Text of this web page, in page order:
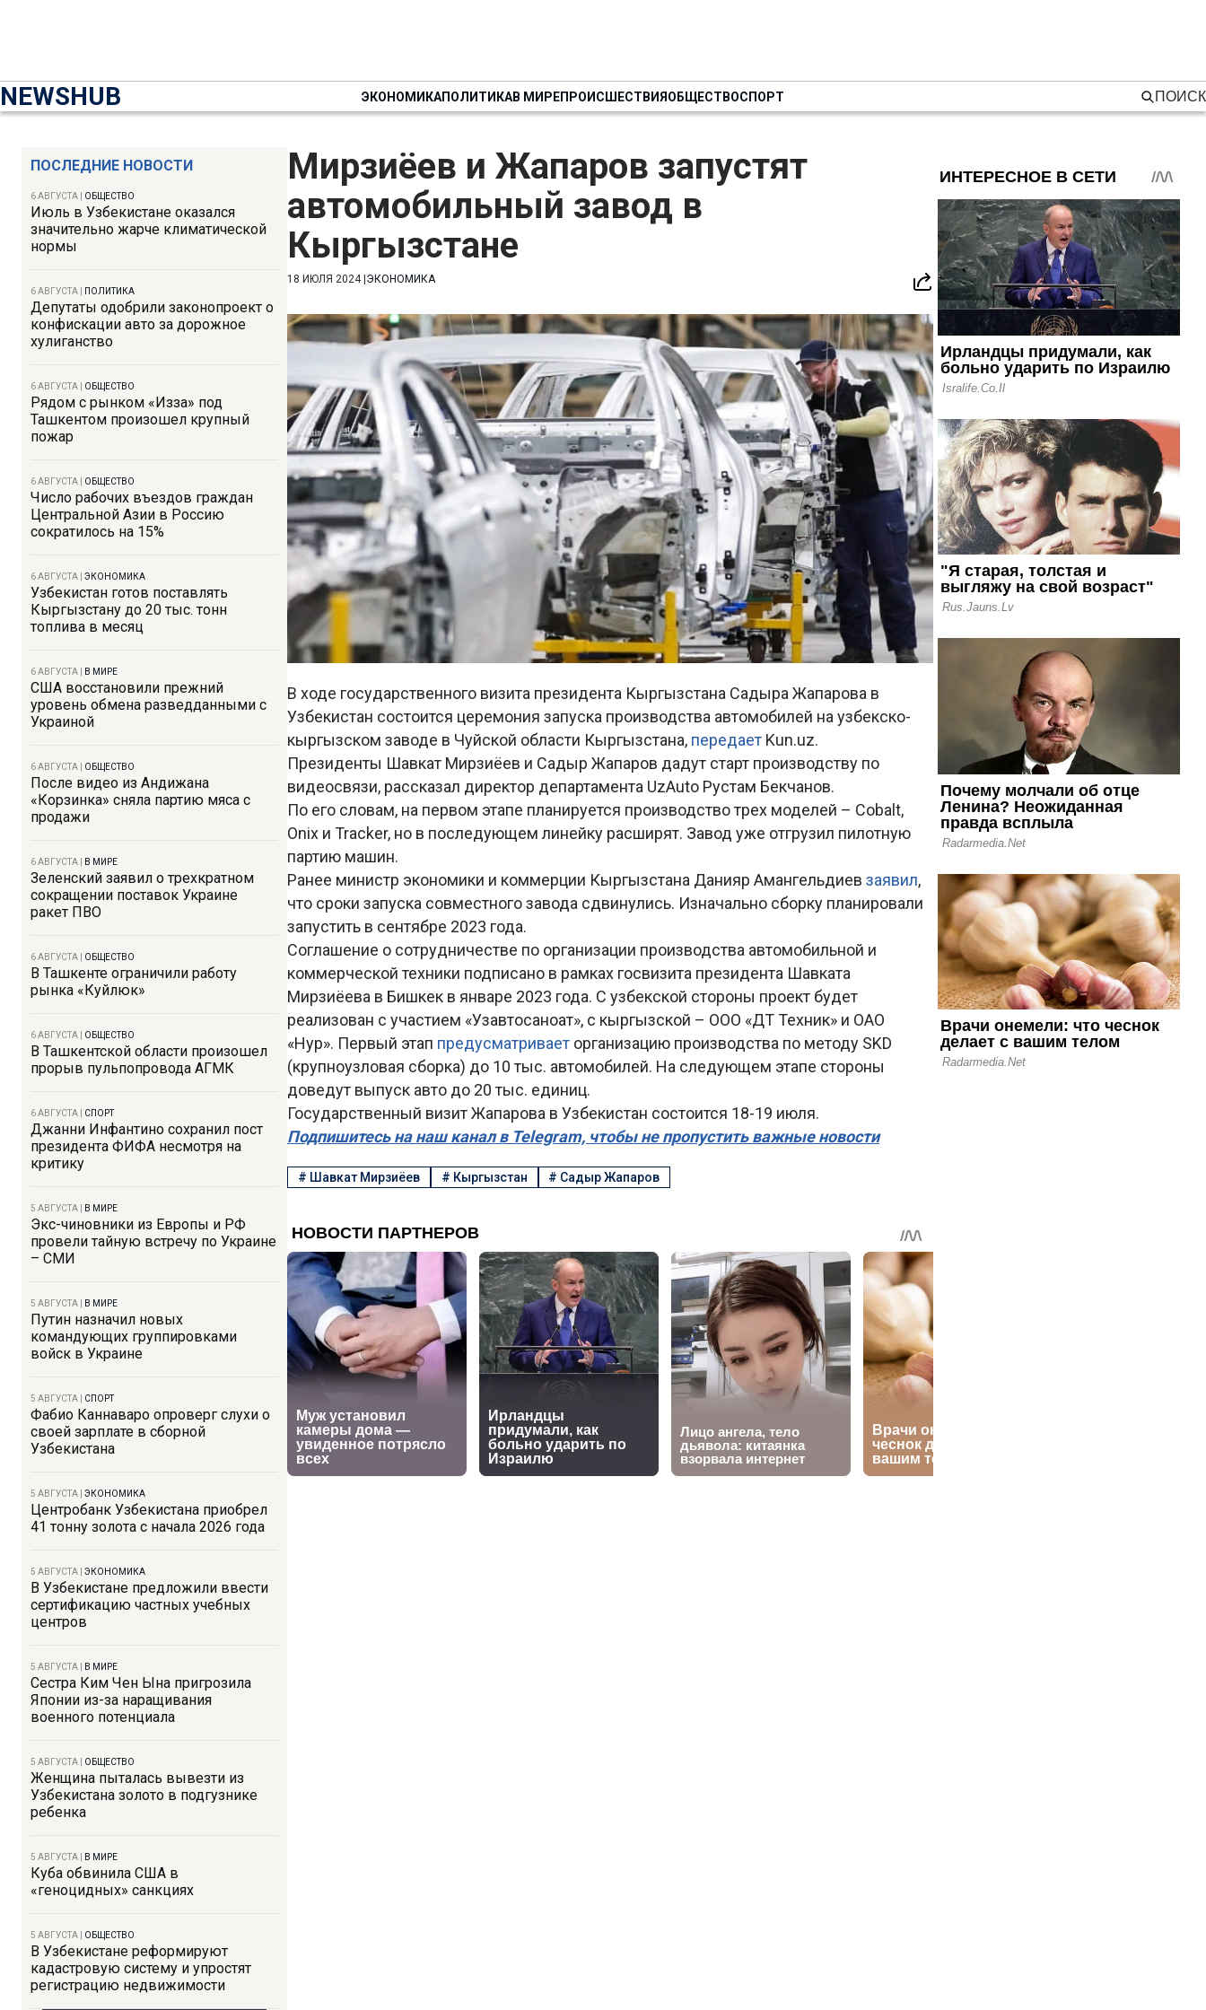
NEWSHUB ЭКОНОМИКАПОЛИТИКАВ МИРЕПРОИСШЕСТВИЯОБЩЕСТВОСПОРТ ПОИСК
ПОСЛЕДНИЕ НОВОСТИ
6 АВГУСТА ОБЩЕСТВО
Июль в Узбекистане оказался
значительно жарче климатической
нормы
6 АВГУСТА ПОЛИТИКА
Депутаты одобрили законопроект о
конфискации авто за дорожное
хулиганство
6 АВГУСТА ОБЩЕСТВО
Рядом с рынком «Изза» под
Ташкентом произошел крупный
пожар
6 АВГУСТА ОБЩЕСТВО
Число рабочих въездов граждан
Центральной Азии в Россию
сократилось на 15%
6 АВГУСТА ЭКОНОМИКА
Узбекистан готов поставлять
Кыргызстану до 20 тыс. тонн
топлива в месяц
6 АВГУСТА В МИРЕ
США восстановили прежний
уровень обмена разведданными с
Украиной
6 АВГУСТА ОБЩЕСТВО
После видео из Андижана
«Корзинка» сняла партию мяса с
продажи
6 АВГУСТА В МИРЕ
Зеленский заявил о трехкратном
сокращении поставок Украине
ракет ПВО
6 АВГУСТА ОБЩЕСТВО
В Ташкенте ограничили работу
рынка «Куйлюк»
6 АВГУСТА ОБЩЕСТВО
В Ташкентской области произошел
прорыв пульпопровода АГМК
6 АВГУСТА СПОРТ
Джанни Инфантино сохранил пост
президента ФИФА несмотря на
критику
5 АВГУСТА В МИРЕ
Экс-чиновники из Европы и РФ
провели тайную встречу по Украине
– СМИ
5 АВГУСТА В МИРЕ
Путин назначил новых
командующих группировками
войск в Украине
5 АВГУСТА СПОРТ
Фабио Каннаваро опроверг слухи о
своей зарплате в сборной
Узбекистана
5 АВГУСТА ЭКОНОМИКА
Центробанк Узбекистана приобрел
41 тонну золота с начала 2026 года
5 АВГУСТА ЭКОНОМИКА
В Узбекистане предложили ввести
сертификацию частных учебных
центров
5 АВГУСТА В МИРЕ
Сестра Ким Чен Ына пригрозила
Японии из-за наращивания
военного потенциала
5 АВГУСТА ОБЩЕСТВО
Женщина пыталась вывезти из
Узбекистана золото в подгузнике
ребенка
5 АВГУСТА В МИРЕ
Куба обвинила США в
«геноцидных» санкциях
5 АВГУСТА ОБЩЕСТВО
В Узбекистане реформируют
кадастровую систему и упростят
регистрацию недвижимости
Мирзиёев и Жапаров запустят
автомобильный завод в
Кыргызстане
18 ИЮЛЯ 2024| ЭКОНОМИКА
В ходе государственного визита президента Кыргызстана Садыра Жапарова в
Узбекистан состоится церемония запуска производства автомобилей на узбекско-
кыргызском заводе в Чуйской области Кыргызстана, передает Kun.uz.
Президенты Шавкат Мирзиёев и Садыр Жапаров дадут старт производству по
видеосвязи, рассказал директор департамента UzAuto Рустам Бекчанов.
По его словам, на первом этапе планируется производство трех моделей – Cobalt,
Onix и Tracker, но в последующем линейку расширят. Завод уже отгрузил пилотную
партию машин.
Ранее министр экономики и коммерции Кыргызстана Данияр Амангельдиев заявил,
что сроки запуска совместного завода сдвинулись. Изначально сборку планировали
запустить в сентябре 2023 года.
Соглашение о сотрудничестве по организации производства автомобильной и
коммерческой техники подписано в рамках госвизита президента Шавката
Мирзиёева в Бишкек в январе 2023 года. С узбекской стороны проект будет
реализован с участием «Узавтосаноат», с кыргызской – ООО «ДТ Техник» и ОАО
«Нур». Первый этап предусматривает организацию производства по методу SKD
(крупноузловая сборка) до 10 тыс. автомобилей. На следующем этапе стороны
доведут выпуск авто до 20 тыс. единиц.
Государственный визит Жапарова в Узбекистан состоится 18-19 июля.
Подпишитесь на наш канал в Telegram, чтобы не пропустить важные новости
# Шавкат Мирзиёев # Кыргызстан # Садыр Жапаров